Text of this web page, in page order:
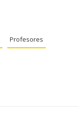
Profesores